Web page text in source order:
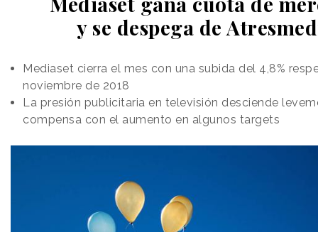
y se despega de
Mediaset cierra el mes con una subida del 4,8%
noviembre de 2018
La presión publicitaria en televisión desciende
compensa con el aumento en algunos targets